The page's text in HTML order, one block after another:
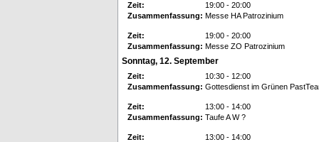
Zeit:
19:00 - 20:00
Zusammenfassung: Messe HA Patrozinium
Zeit:
19:00 - 20:00
Zusammenfassung: Messe ZO Patrozinium
Sonntag, 12. September
Zeit:
10:30 - 12:00
Zusammenfassung: Gottesdienst im Grünen
Zeit:
13:00 - 14:00
Zusammenfassung: Taufe A W ?
Zeit:
13:00 - 14:00